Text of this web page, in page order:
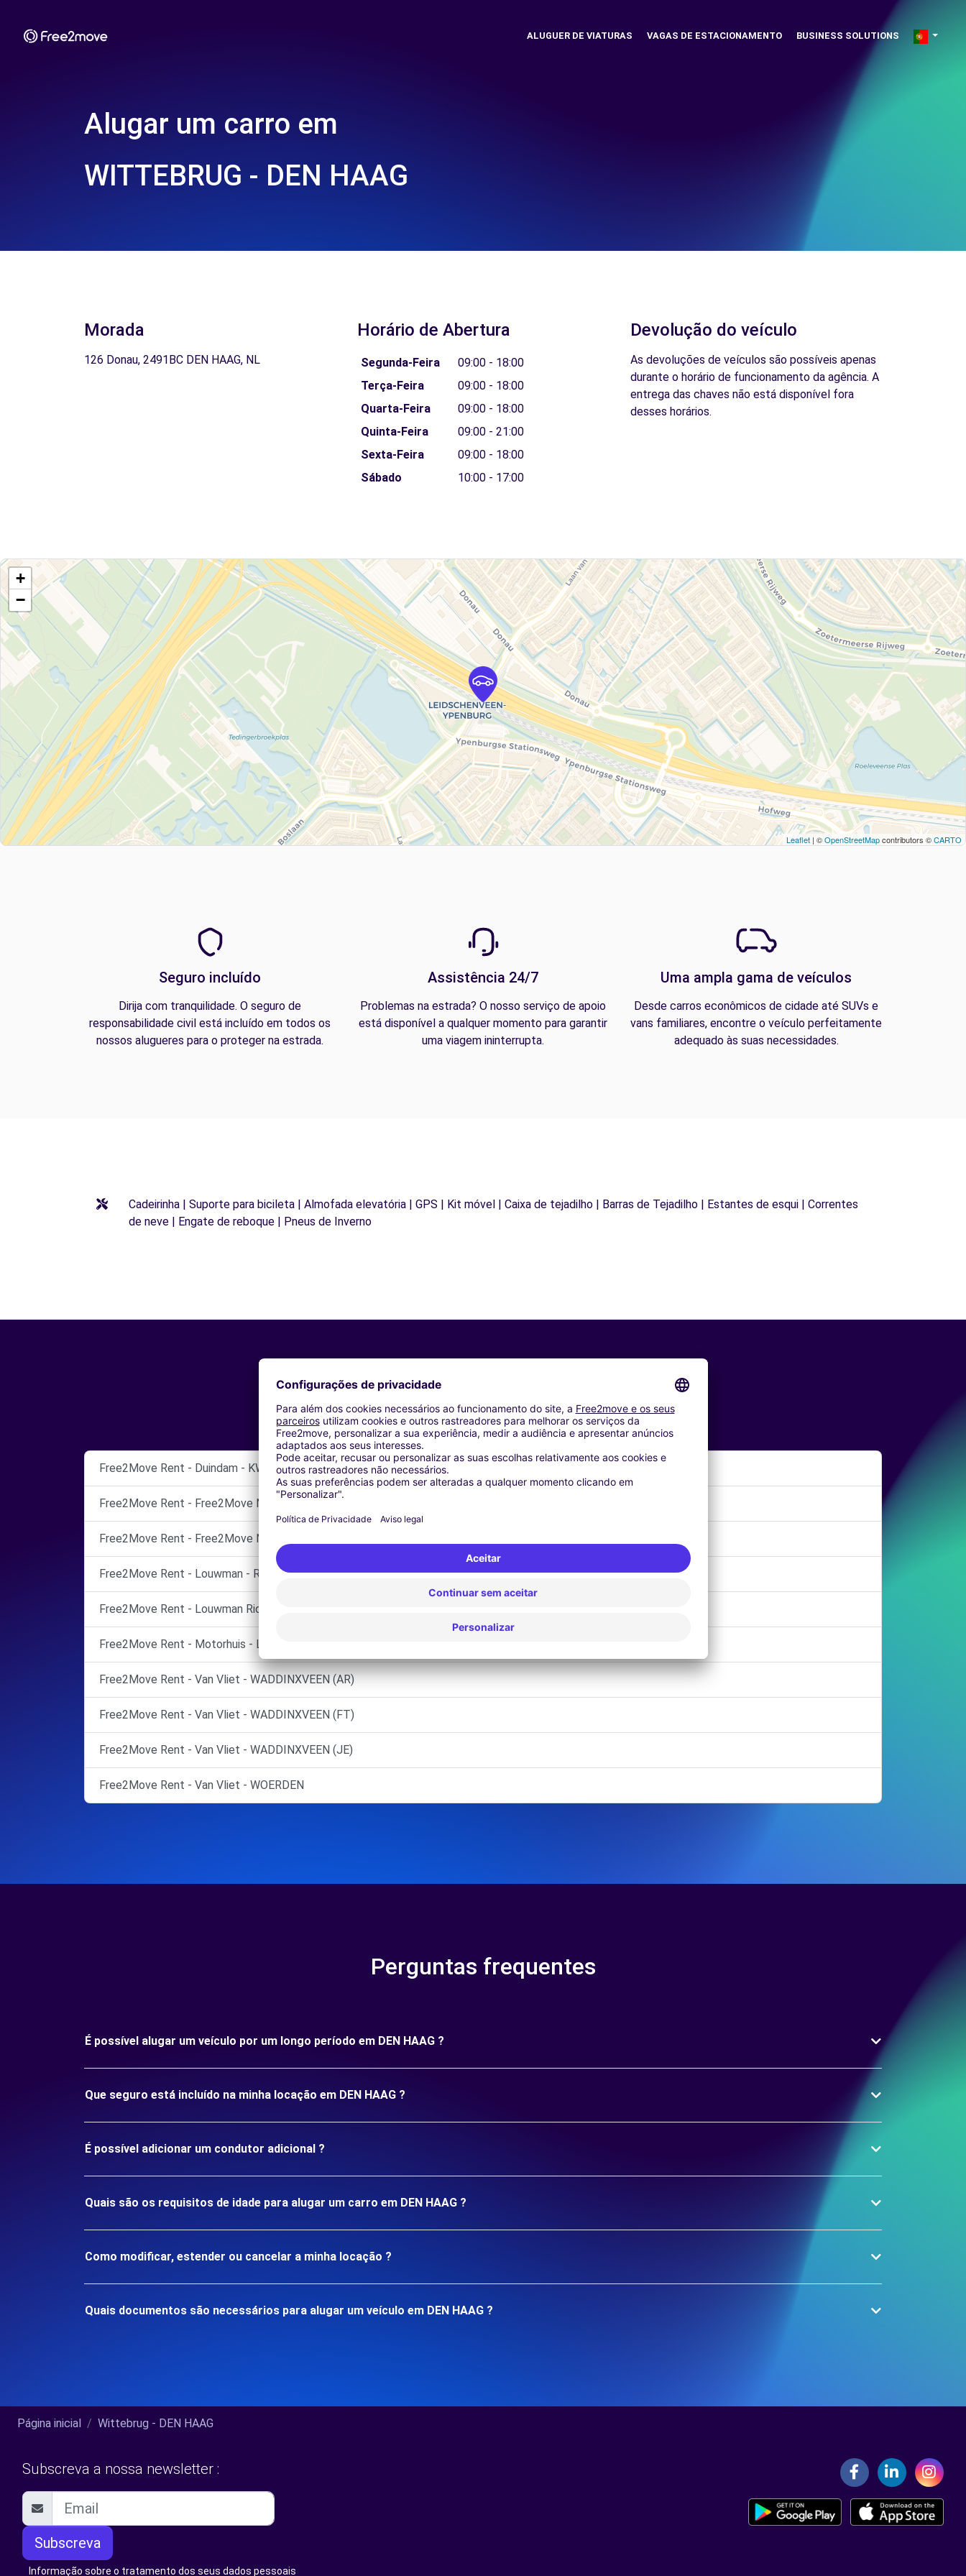
ALUGUER DE VIATURAS VAGAS DE ESTACIONAMENTO BUSINESS SOLUTIONS
Alugar um carro em
WITTEBRUG - DEN HAAG
Morada
126 Donau, 2491BC DEN HAAG, NL
Horário de Abertura
Segunda-Feira
09:00 - 18:00
Terça-Feira
09:00 - 18:00
Quarta-Feira
09:00 - 18:00
Quinta-Feira
09:00 - 21:00
Sexta-Feira
09:00 - 18:00
Sábado
10:00 - 17:00
Devolução do veículo
As devoluções de veículos são possíveis apenas
durante o horário de funcionamento da agência. A
entrega das chaves não está disponível fora
desses horários.
+
−
Leaflet | ©OpenStreetMapcontributors ©CARTO
Seguro incluído
Dirija com tranquilidade. O seguro de
responsabilidade civil está incluído em todos os
nossos alugueres para o proteger na estrada.
Assistência 24/7
Problemas na estrada? O nosso serviço de apoio
está disponível a qualquer momento para garantir
uma viagem ininterrupta.
Uma ampla gama de veículos
Desde carros econômicos de cidade até SUVs e
vans familiares, encontre o veículo perfeitamente
adequado às suas necessidades.
Cadeirinha | Suporte para bicileta | Almofada elevatória | GPS | Kit móvel | Caixa de tejadilho | Barras de Tejadilho | Estantes de esqui | Correntes
de neve | Engate de reboque | Pneus de Inverno
Agências similares
Free2Move Rent - Duindam - KWINTSHEUL
Free2Move Rent - Free2Move Netherlands - AMSTERDAM
Free2Move Rent - Free2Move Netherlands - TEMPLATE
Free2Move Rent - Louwman - RIDDERKERK
Free2Move Rent - Louwman Ridderkerk - RIDDERKERK (P)
Free2Move Rent - Motorhuis - LEIDEN
Free2Move Rent - Van Vliet - WADDINXVEEN (AR)
Free2Move Rent - Van Vliet - WADDINXVEEN (FT)
Free2Move Rent - Van Vliet - WADDINXVEEN (JE)
Free2Move Rent - Van Vliet - WOERDEN
Perguntas frequentes
É possível alugar um veículo por um longo período em DEN HAAG ?
Que seguro está incluído na minha locação em DEN HAAG ?
É possível adicionar um condutor adicional ?
Quais são os requisitos de idade para alugar um carro em DEN HAAG ?
Como modificar, estender ou cancelar a minha locação ?
Quais documentos são necessários para alugar um veículo em DEN HAAG ?
Página inicial Wittebrug - DEN HAAG
Subscreva a nossa newsletter :
Subscreva
Informação sobre o tratamento dos seus dados pessoais